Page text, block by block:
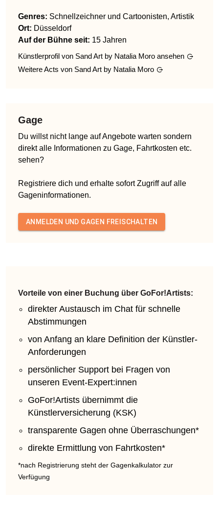
Genres: Schnellzeichner und Cartoonisten, Artistik
Ort: Düsseldorf
Auf der Bühne seit: 15 Jahren
Künstlerprofil von Sand Art by Natalia Moro ansehen
Weitere Acts von Sand Art by Natalia Moro
Gage
Du willst nicht lange auf Angebote warten sondern
direkt alle Informationen zu Gage, Fahrtkosten etc.
sehen?
Registriere dich und erhalte sofort Zugriff auf alle
Gageninformationen.
ANMELDEN UND GAGEN FREISCHALTEN
Vorteile von einer Buchung über GoFor!Artists:
direkter Austausch im Chat für schnelle
Abstimmungen
von Anfang an klare Definition der Künstler-
Anforderungen
persönlicher Support bei Fragen von
unseren Event-Expert:innen
GoFor!Artists übernimmt die
Künstlerversicherung (KSK)
transparente Gagen ohne Überraschungen*
direkte Ermittlung von Fahrtkosten*
*nach Registrierung steht der Gagenkalkulator zur
Verfügung